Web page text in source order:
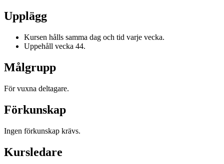
Upplägg
Kursen hålls samma dag och tid varje vecka.
Uppehåll vecka 44.
Målgrupp
För vuxna deltagare.
Förkunskap
Ingen förkunskap krävs.
Kursledare